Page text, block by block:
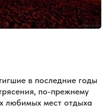
в последние годы
по-прежнему
любимых мест отдыха